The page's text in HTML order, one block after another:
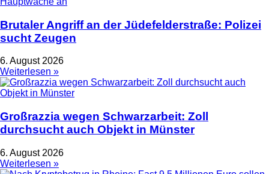
Brutaler Angriff an der Jüdefelderstraße: Polizei
sucht Zeugen
6. August 2026
Weiterlesen »
Großrazzia wegen Schwarzarbeit: Zoll
durchsucht auch Objekt in Münster
6. August 2026
Weiterlesen »